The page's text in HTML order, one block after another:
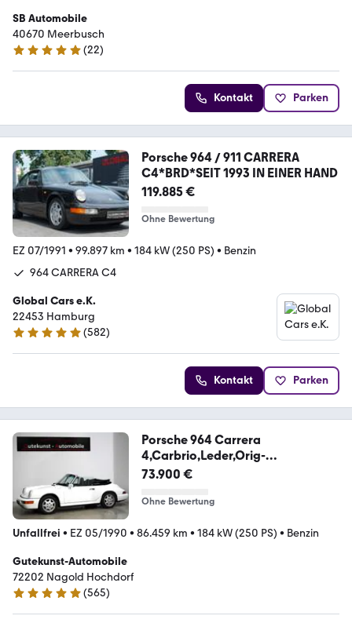
SB Automobile
40670 Meerbusch
5 Sterne
(22)
Kontakt Parken
Porsche 964 / 911 CARRERA
C4*BRD*SEIT 1993 IN EINER HAND
119.885 €
Ohne Bewertung
EZ 07/1991 • 99.897 km • 184 kW (250 PS) • Benzin
964 CARRERA C4
Global Cars e.K.
22453 Hamburg
4.9 Sterne
(582)
Kontakt Parken
Porsche 964 Carrera
4,Carbrio,Leder,Orig-
Lack,Schalter
73.900 €
Ohne Bewertung
Unfallfrei • EZ 05/1990 • 86.459 km • 184 kW (250 PS) • Benzin
Gutekunst-Automobile
72202 Nagold Hochdorf
5 Sterne
(565)